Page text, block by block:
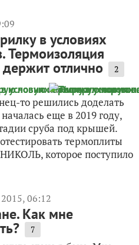
в условиях
Термоизоляция
отлично 2
то решились доделать
еще в 2019 году,
сруба под крышей.
термоплиты
которое поступило
06:12
Как мне
7